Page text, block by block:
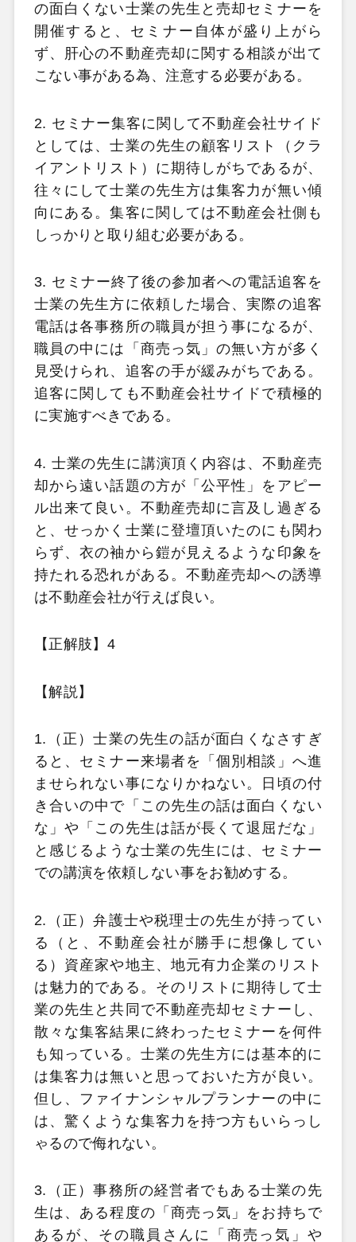
の面白くない士業の先生と売却セミナーを
開催すると、セミナー自体が盛り上がら
ず、肝心の不動産売却に関する相談が出て
こない事がある為、注意する必要がある。
2. セミナー集客に関して不動産会社サイド
としては、士業の先生の顧客リスト（クラ
イアントリスト）に期待しがちであるが、
往々にして士業の先生方は集客力が無い傾
向にある。集客に関しては不動産会社側も
しっかりと取り組む必要がある。
3. セミナー終了後の参加者への電話追客を
士業の先生方に依頼した場合、実際の追客
電話は各事務所の職員が担う事になるが、
職員の中には「商売っ気」の無い方が多く
見受けられ、追客の手が緩みがちである。
追客に関しても不動産会社サイドで積極的
に実施すべきである。
4. 士業の先生に講演頂く内容は、不動産売
却から遠い話題の方が「公平性」をアピー
ル出来て良い。不動産売却に言及し過ぎる
と、せっかく士業に登壇頂いたのにも関わ
らず、衣の袖から鎧が見えるような印象を
持たれる恐れがある。不動産売却への誘導
は不動産会社が行えば良い。
【正解肢】4
【解説】
1.（正）士業の先生の話が面白くなさすぎ
ると、セミナー来場者を「個別相談」へ進
ませられない事になりかねない。日頃の付
き合いの中で「この先生の話は面白くない
な」や「この先生は話が長くて退屈だな」
と感じるような士業の先生には、セミナー
での講演を依頼しない事をお勧めする。
2.（正）弁護士や税理士の先生が持ってい
る（と、不動産会社が勝手に想像してい
る）資産家や地主、地元有力企業のリスト
は魅力的である。そのリストに期待して士
業の先生と共同で不動産売却セミナーし、
散々な集客結果に終わったセミナーを何件
も知っている。士業の先生方には基本的に
は集客力は無いと思っておいた方が良い。
但し、ファイナンシャルプランナーの中に
は、驚くような集客力を持つ方もいらっし
ゃるので侮れない。
3.（正）事務所の経営者でもある士業の先
生は、ある程度の「商売っ気」をお持ちで
あるが、その職員さんに「商売っ気」や